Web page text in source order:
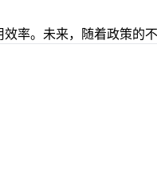
率。未来，随着政策的